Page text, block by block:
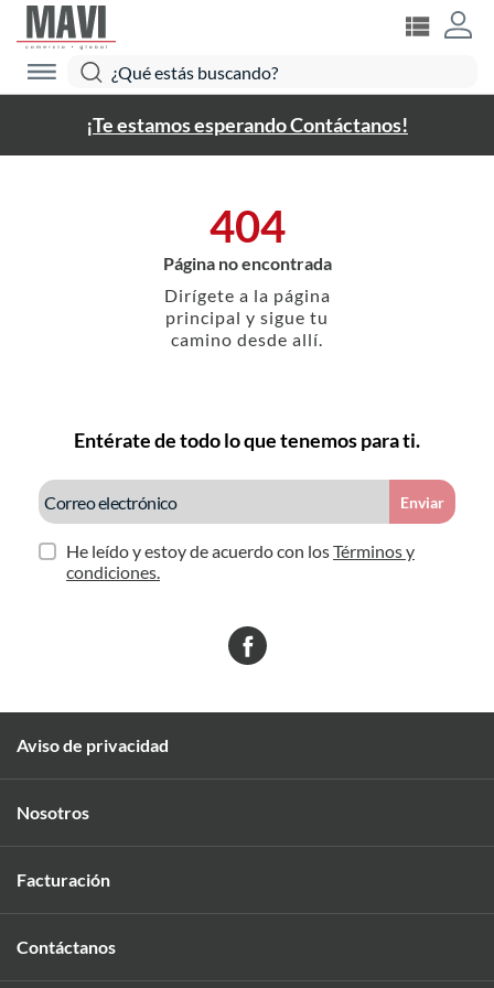
¡Te estamos esperando Contáctanos!
404
Página no encontrada
Dirígete a la página
principal y sigue tu
camino desde allí.
Entérate de todo lo que tenemos para ti.
Enviar
He leído y estoy de acuerdo con losTérminos y
condiciones.
Aviso de privacidad
Nosotros
Facturación
Contáctanos